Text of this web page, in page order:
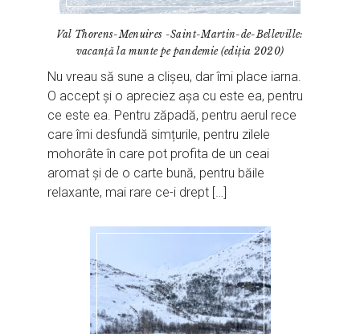
Val Thorens-Menuires -Saint-Martin-de-Belleville:
vacanță la munte pe pandemie (ediția 2020)
Nu vreau să sune a clișeu, dar îmi place iarna.
O accept și o apreciez așa cu este ea, pentru
ce este ea. Pentru zăpadă, pentru aerul rece
care îmi desfundă simțurile, pentru zilele
mohorâte în care pot profita de un ceai
aromat și de o carte bună, pentru băile
relaxante, mai rare ce-i drept […]